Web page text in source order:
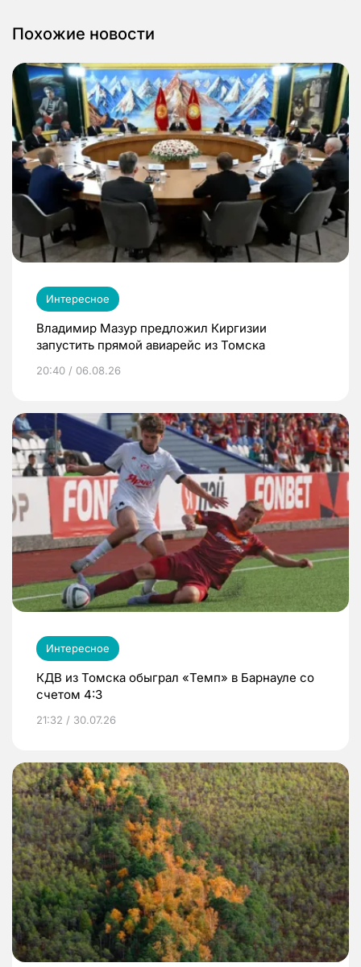
Похожие новости
Интересное
Владимир Мазур предложил Киргизии
запустить прямой авиарейс из Томска
20:40 / 06.08.26
Интересное
КДВ из Томска обыграл «Темп» в Барнауле со
счетом 4:3
21:32 / 30.07.26